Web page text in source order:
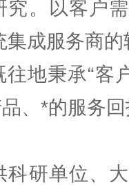
究。以客户
成服务商的
地秉承“客
、*的服务
科研单位、